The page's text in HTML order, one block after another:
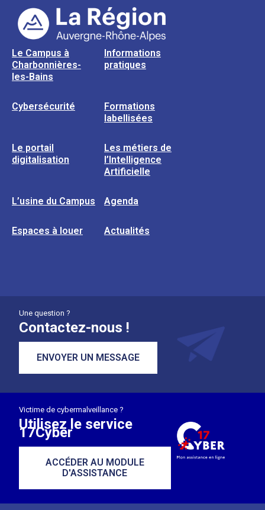
Le Campus à
Charbonnières-
les-Bains
Informations
pratiques
Cybersécurité
Formations
labellisées
Le portail
digitalisation
Les métiers de
l’Intelligence
Artificielle
L’usine du Campus Agenda
Espaces à louer Actualités
Une question ?
Contactez-nous !
ENVOYER UN MESSAGE
Victime de cybermalveillance ?
Utilisez le service
17Cyber
ACCÉDER AU MODULE
D'ASSISTANCE